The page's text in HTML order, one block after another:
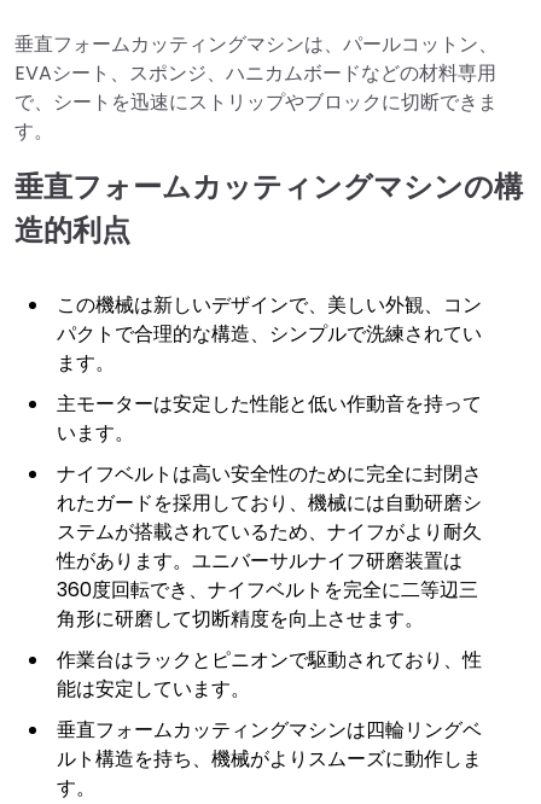
垂直フォームカッティングマシンは、パールコットン、
EVAシート、スポンジ、ハニカムボードなどの材料専用
で、シートを迅速にストリップやブロックに切断できま
す。
垂直フォームカッティングマシンの構
造的利点
この機械は新しいデザインで、美しい外観、コン
パクトで合理的な構造、シンプルで洗練されてい
ます。
主モーターは安定した性能と低い作動音を持って
います。
ナイフベルトは高い安全性のために完全に封閉さ
れたガードを採用しており、機械には自動研磨シ
ステムが搭載されているため、ナイフがより耐久
性があります。ユニバーサルナイフ研磨装置は
360度回転でき、ナイフベルトを完全に二等辺三
角形に研磨して切断精度を向上させます。
作業台はラックとピニオンで駆動されており、性
能は安定しています。
垂直フォームカッティングマシンは四輪リングベ
ルト構造を持ち、機械がよりスムーズに動作しま
す。